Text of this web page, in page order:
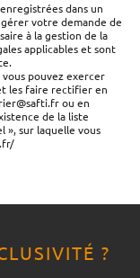
dans un
votre demande de
à la gestion de la
applicables et sont
pouvez exercer
les faire rectifier en
ou en
de la liste
», sur laquelle vous
?